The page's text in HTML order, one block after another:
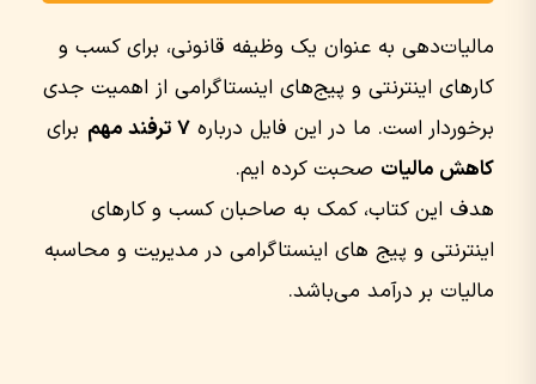
مالیات‌دهی به عنوان یک وظیفه قانونی، برای کسب و
کارهای اینترنتی و پیج‌های اینستاگرامی از اهمیت جدی
برخوردار است. ما در این فایل درباره ۷ ترفند مهم
برای
کاهش مالیات صحبت کرده ایم.
هدف این کتاب، کمک به صاحبان کسب و کارهای
اینترنتی و پیج های اینستاگرامی در مدیریت و محاسبه
مالیات بر درآمد می‌باشد.